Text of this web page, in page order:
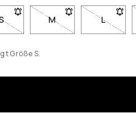
Klicke, um benachrichtigt zu
- Größe S nicht verfügbar. Klicke,
M- Größe M nicht
L- Größe
Größe S.